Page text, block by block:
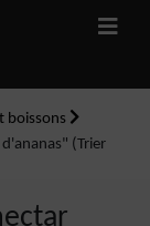
boissons
(Trier